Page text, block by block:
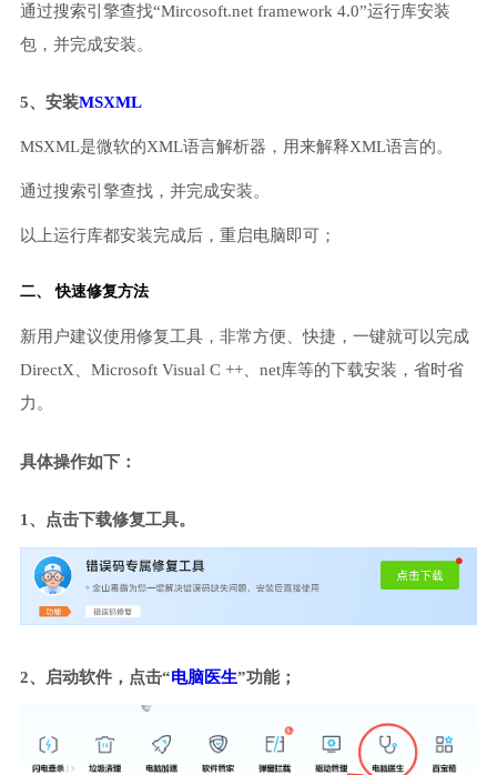
通过搜索引擎查找“Mircosoft.net framework 4.0”运行库安装
包，并完成安装。
5、安装MSXML
MSXML是微软的XML语言解析器，用来解释XML语言的。
通过搜索引擎查找，并完成安装。
以上运行库都安装完成后，重启电脑即可；
二、 快速修复方法
新用户建议使用修复工具，非常方便、快捷，一键就可以完成
DirectX、Microsoft Visual C ++、net库等的下载安装，省时省
力。
具体操作如下：
1、点击下载修复工具。
2、启动软件，点击“电脑医生”功能；